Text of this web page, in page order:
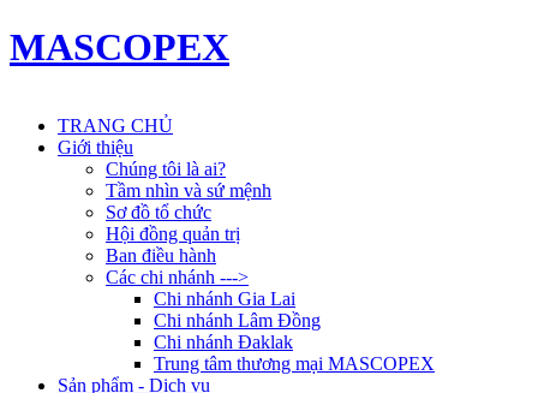
MASCOPEX
TRANG CHỦ
Giới thiệu
Chúng tôi là ai?
Tầm nhìn và sứ mệnh
Sơ đồ tổ chức
Hội đồng quản trị
Ban điều hành
Các chi nhánh --->
Chi nhánh Gia Lai
Chi nhánh Lâm Đồng
Chi nhánh Đaklak
Trung tâm thương mại MASCOPEX
Sản phẩm - Dịch vụ